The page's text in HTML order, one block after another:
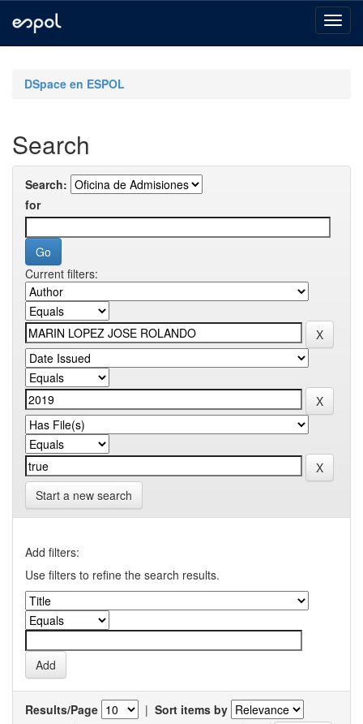
navigationDSpace en ESPOL
Search
Search:
for
Current filters:
Start a new search
Add filters:
Use filters to refine the search results.
Results/Page | Sort items by